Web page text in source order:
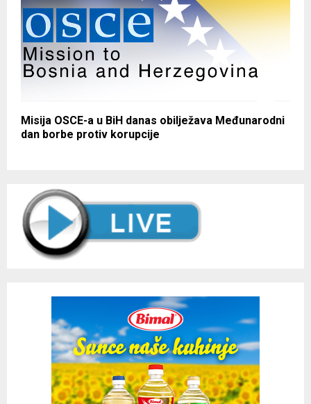
Misija OSCE-a u BiH danas obilježava Međunarodni
dan borbe protiv korupcije